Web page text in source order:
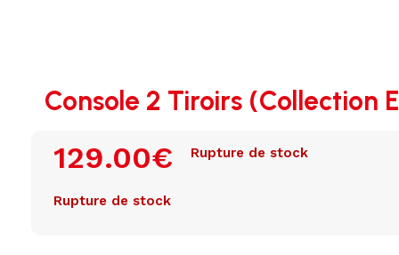
Console 2 Tiroirs (Collection
129.00€ Rupture de stock
Rupture de stock